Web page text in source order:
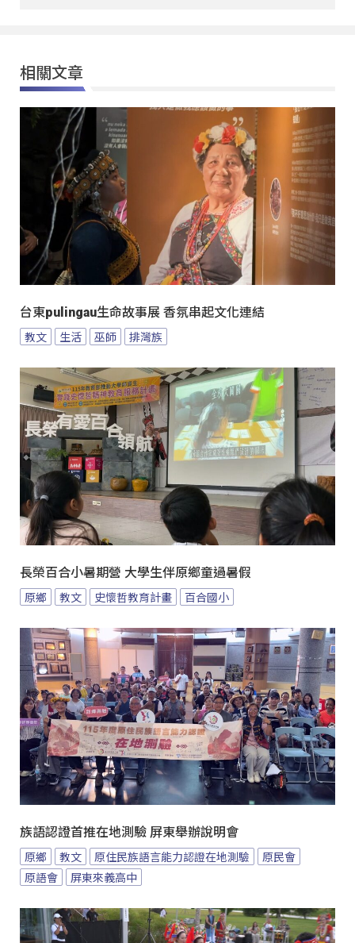
相關文章
台東pulingau生命故事展 香氛串起文化連結
教文 生活 巫師 排灣族
長榮百合小暑期營 大學生伴原鄉童過暑假
原鄉 教文 史懷哲教育計畫 百合國小
族語認證首推在地測驗 屏東舉辦說明會
原鄉 教文 原住民族語言能力認證在地測驗
原民會
原語會
屏東來義高中